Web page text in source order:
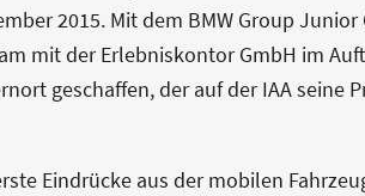
2015. Mit dem BMW Group
mit der Erlebniskontor GmbH im
geschaffen, der auf der IAA seine
Eindrücke aus der mobilen